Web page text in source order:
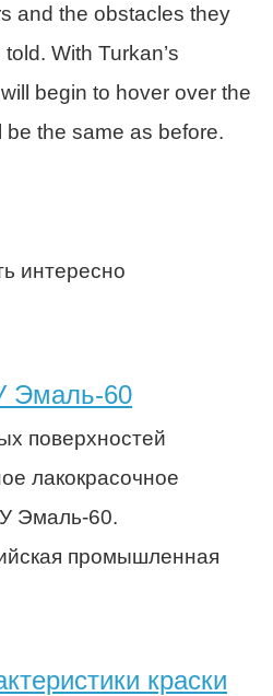
and the obstacles they
With Turkan’s
begin to hover over the
the same as before.
интересно
Эмаль-60
поверхностей
лакокрасочное
Эмаль-60.
промышленная
краски